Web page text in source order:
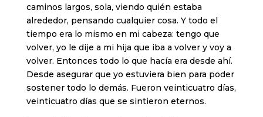
caminos largos, sola, viendo quién estaba
alrededor, pensando cualquier cosa. Y todo el
tiempo era lo mismo en mi cabeza: tengo que
volver, yo le dije a mi hija que iba a volver y voy a
volver. Entonces todo lo que hacía era desde ahí.
Desde asegurar que yo estuviera bien para poder
sostener todo lo demás. Fueron veinticuatro días,
veinticuatro días que se sintieron eternos.